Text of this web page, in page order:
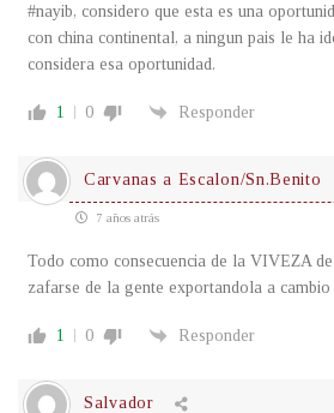
#nayib, considero que esta es una
con china continental, a ningun pais le ha
considera esa oportunidad.
1 0 Responder
Carvanas a Escalon/Sn.Benito
7 años atrás
Todo como consecuencia de la VIVEZA
zafarse de la gente exportandola a cambio
1 0 Responder
Salvador